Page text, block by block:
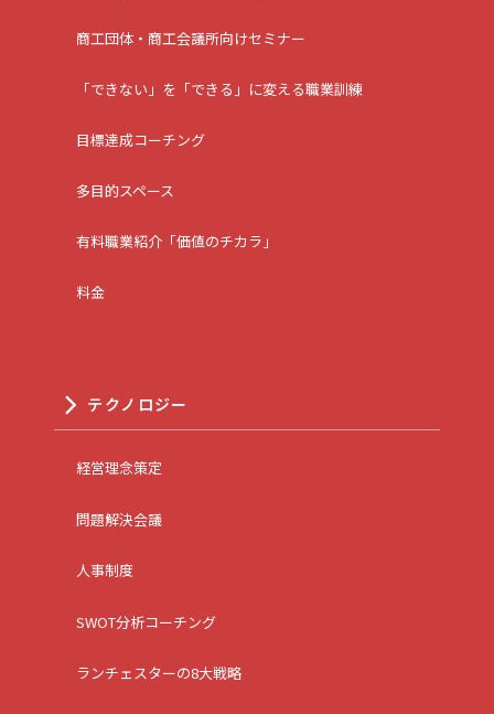
商工団体・商工会議所向けセミナー
「できない」を「できる」に変える職業訓練
目標達成コーチング
多目的スペース
有料職業紹介「価値のチカラ」
料金
テクノロジー
経営理念策定
問題解決会議
人事制度
SWOT分析コーチング
ランチェスターの8大戦略